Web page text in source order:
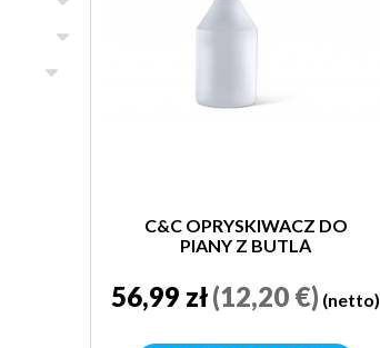
C&C OPRYSKIWACZ DO
PIANY Z BUTLĄ
56,99 zł(12,20 €) (netto)